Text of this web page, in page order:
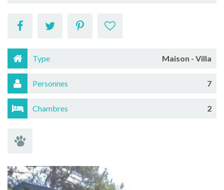
Type Maison - Villa
Personnes 7
Chambres 2